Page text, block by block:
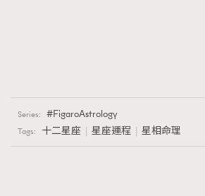
Series: FigaroAstrology
Tags: 十二星座 星座運程 星相命理